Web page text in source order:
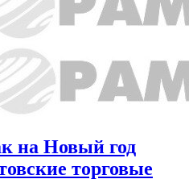
на Новый год
торговые